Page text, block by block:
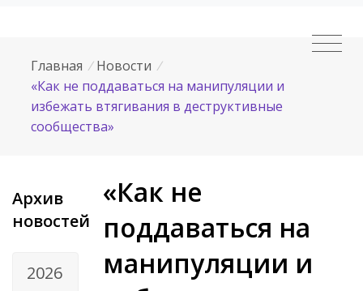
Главная / Новости /
«Как не поддаваться на манипуляции и
избежать втягивания в деструктивные
сообщества»
Архив
новостей
2026
«Как не
поддаваться на
манипуляции и